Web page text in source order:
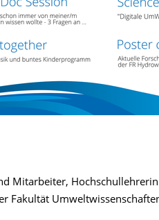
Mitarbeiter,
Fakultät